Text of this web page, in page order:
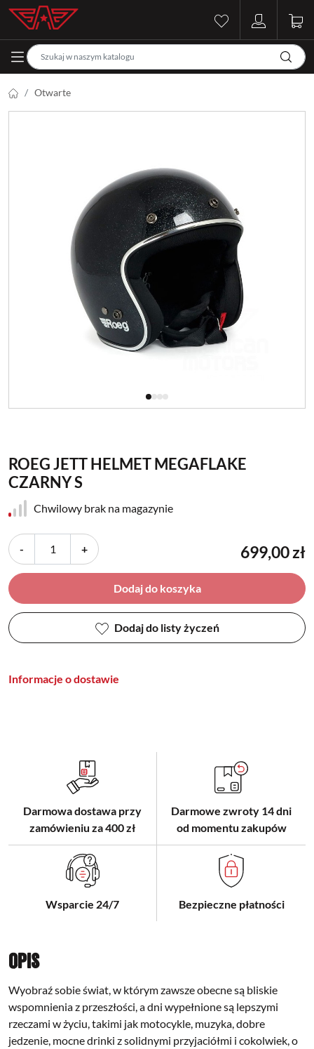
Otwarte
ROEG JETT HELMET MEGAFLAKE
CZARNY S
Chwilowy brak na magazynie
- + 699,00 zł
Dodaj do koszyka
Dodaj do listy życzeń
Informacje o dostawie
Darmowa dostawa przy
zamówieniu za 400 zł
Darmowe zwroty 14 dni
od momentu zakupów
Wsparcie 24/7 Bezpieczne płatności
Opis
Wyobraź sobie świat, w którym zawsze obecne są bliskie
wspomnienia z przeszłości, a dni wypełnione są lepszymi
rzeczami w życiu, takimi jak motocykle, muzyka, dobre
jedzenie, mocne drinki z solidnymi przyjaciółmi i cokolwiek, o